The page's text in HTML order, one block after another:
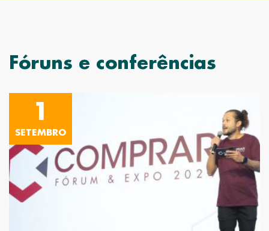
Fóruns e conferências
1
SETEMBRO